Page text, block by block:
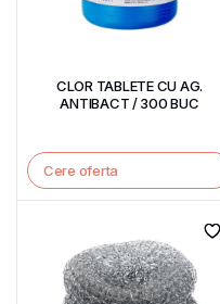
CLOR TABLETE CU AG.
ANTIBACT / 300 BUC
Cere oferta